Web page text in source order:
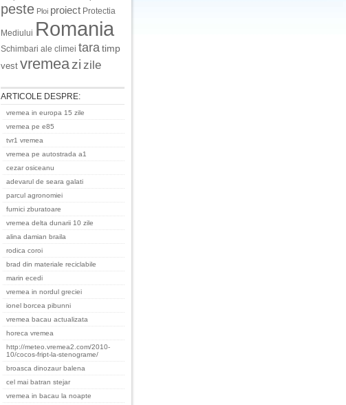
peste Ploi proiect Protectia
Mediului Romania
Schimbari ale climei taratimp
vest vremeazi zile
ARTICOLE DESPRE:
vremea in europa 15 zile
vremea pe e85
tvr1 vremea
vremea pe autostrada a1
cezar osiceanu
adevarul de seara galati
parcul agronomiei
furnici zburatoare
vremea delta dunarii 10 zile
alina damian braila
rodica coroi
brad din materiale reciclabile
marin ecedi
vremea in nordul greciei
ionel borcea pibunni
vremea bacau actualizata
horeca vremea
http://meteo.vremea2.com/2010-
10/cocos-fript-la-stenograme/
broasca dinozaur balena
cel mai batran stejar
vremea in bacau la noapte